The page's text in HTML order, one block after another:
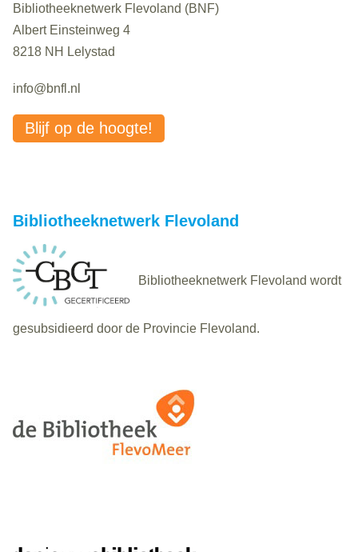
Bibliotheeknetwerk Flevoland (BNF)
Albert Einsteinweg 4
8218 NH Lelystad
info@bnfl.nl
Blijf op de hoogte!
Bibliotheeknetwerk Flevoland
Bibliotheeknetwerk Flevoland wordt
gesubsidieerd door de Provincie Flevoland.